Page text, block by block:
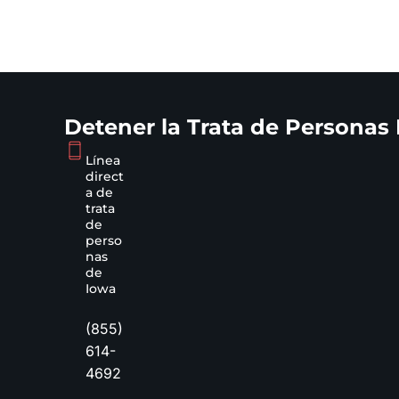
Detener la Trata de Personas
Línea
direct
a de
trata
de
perso
nas
de
Iowa
(855)
614-
4692